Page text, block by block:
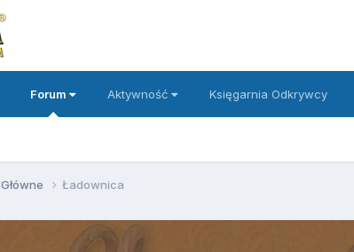
Forum Aktywność Księgarnia Odkrywcy
Główne Ładownica